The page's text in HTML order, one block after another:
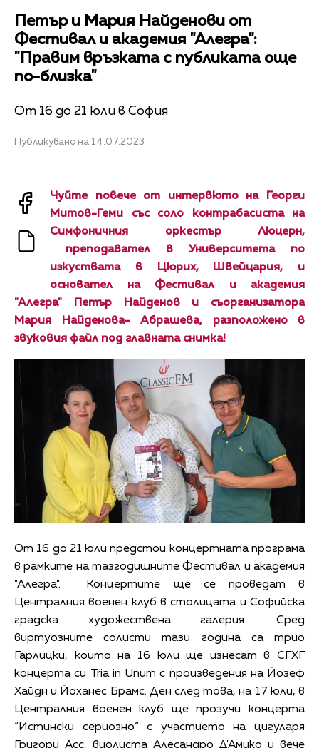
Петър и Мария Найденови от
Фестивал и академия "Алегра":
"Правим връзката с публиката още
по-близка"
От 16 до 21 юли в София
Публикувано на 14.07.2023
Чуйте повече от интервюто на Георги
Митов-Геми със соло контрабасиста на
Симфоничния оркестър Люцерн,
преподавател в Университета по
изкуствата в Цюрих, Швейцария, и
основател на Фестивал и академия
"Алегра" Петър Найденов и съорганизатора
Мария Найденова- Абрашева, разположено в
звуковия файл под главната снимка!
От 16 до 21 юли предстои концертната програма
в рамките на тазгодишните Фестивал и академия
"Алегра". Концертите ще се проведат в
Централния военен клуб в столицата и Софийска
градска художествена галерия. Сред
виртуозните солисти тази година са трио
Гарлицки, които на 16 юли ще изнесат в СГХГ
концерта си Tria in Unum с произведения на Йозеф
Хайдн и Йоханес Брамс. Ден след това, на 17 юли, в
Централния военен клуб ще прозучи концерта
“Истински сериозно” с участието на цигуларя
Григори Асс, виолиста Алесандро Д'Амико и вече